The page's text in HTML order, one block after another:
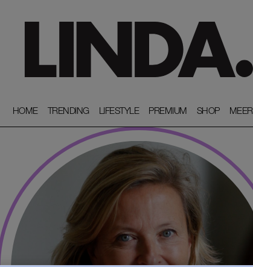
HOME
HOME TRENDING
TRENDING LIFESTYLE
LIFESTYLE PREMIUM
PREMIUM SHOP
SHOP MEER
MEER